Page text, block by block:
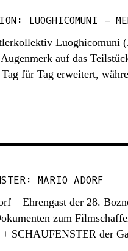
LUOGHICOMUNI –
Luoghicomuni
auf das
für Tag erweitert,
MARIO ADORF
– Ehrengast der 28.
zum
SCHAUFENSTER der